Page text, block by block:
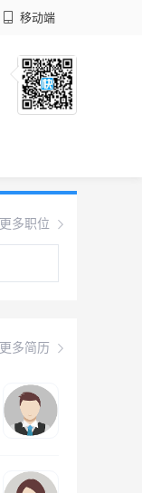
移动端
更多职位
更多简历